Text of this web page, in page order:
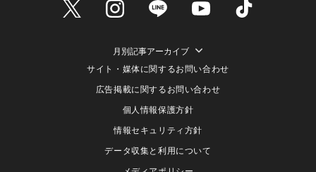
月別記事アーカイブ
サイト・媒体に関するお問い合わせ
広告掲載に関するお問い合わせ
個人情報保護方針
情報セキュリティ方針
データ収集と利用について